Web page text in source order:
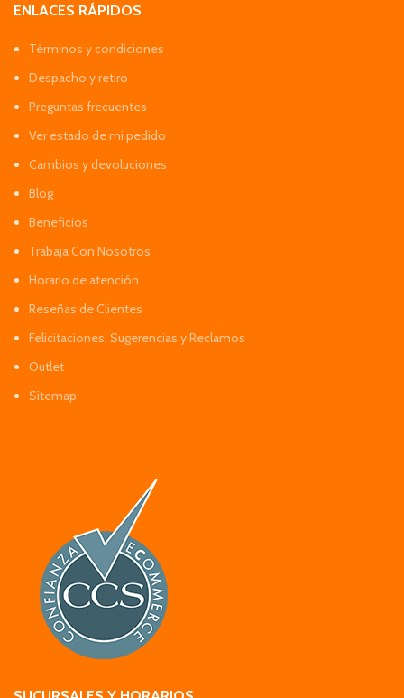
ENLACES RÁPIDOS
Términos y condiciones
Despacho y retiro
Preguntas frecuentes
Ver estado de mi pedido
Cambios y devoluciones
Blog
Beneficios
Trabaja Con Nosotros
Horario de atención
Reseñas de Clientes
Felicitaciones, Sugerencias y Reclamos
Outlet
Sitemap